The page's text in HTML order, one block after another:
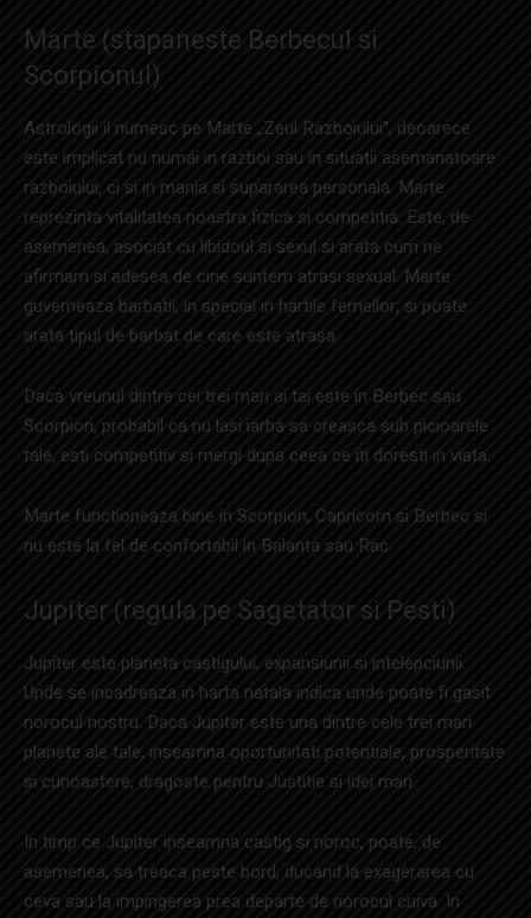
Marte (stapaneste Berbecul si
Scorpionul)
Astrologii il numesc pe Marte „Zeul Razboiului”, deoarece
este implicat nu numai in razboi sau in situatii asemanatoare
razboiului, ci si in mania si supararea personala. Marte
reprezinta vitalitatea noastra fizica si competitia. Este, de
asemenea, asociat cu libidoul si sexul si arata cum ne
afirmam si adesea de cine suntem atrasi sexual. Marte
guverneaza barbatii, in special in hartile femeilor, si poate
arata tipul de barbat de care este atrasa.
Daca vreunul dintre cei trei mari ai tai este in Berbec sau
Scorpion, probabil ca nu lasi iarba sa creasca sub picioarele
tale, esti competitiv si mergi dupa ceea ce iti doresti in viata.
Marte functioneaza bine in Scorpion, Capricorn si Berbec si
nu este la fel de confortabil in Balanta sau Rac.
Jupiter (regula pe Sagetator si Pesti)
Jupiter este planeta castigului, expansiunii si intelepciunii.
Unde se incadreaza in harta natala indica unde poate fi gasit
norocul nostru. Daca Jupiter este una dintre cele trei mari
planete ale tale, inseamna oportunitati potentiale, prosperitate
si cunoastere, dragoste pentru Justitie si idei mari.
In timp ce Jupiter inseamna castig si noroc, poate, de
asemenea, sa treaca peste bord, ducand la exagerarea cu
ceva sau la impingerea prea departe de norocul cuiva. In